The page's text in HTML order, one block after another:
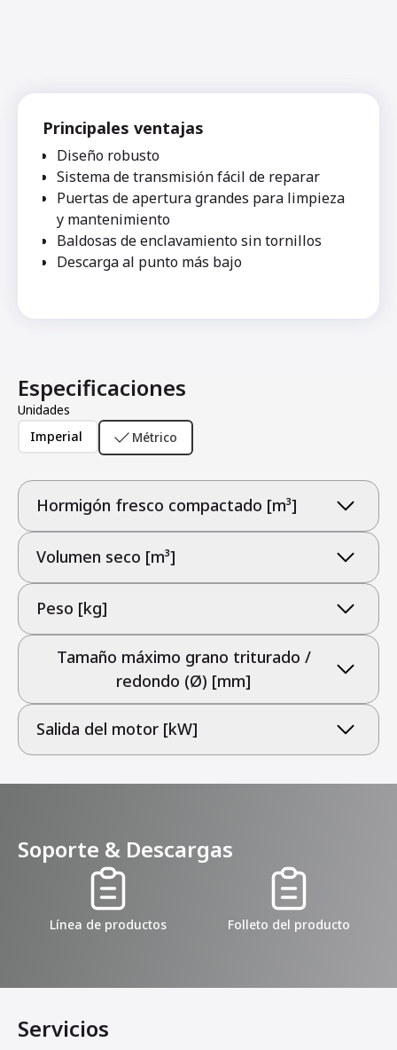
Principales ventajas
Diseño robusto
Sistema de transmisión fácil de reparar
Puertas de apertura grandes para limpieza
y mantenimiento
Baldosas de enclavamiento sin tornillos
Descarga al punto más bajo
Especificaciones
Unidades
Imperial
Métrico
Hormigón fresco compactado [m³]
Volumen seco [m³]
Peso [kg]
Tamaño máximo grano triturado /
redondo (Ø) [mm]
Salida del motor [kW]
Soporte & Descargas
Línea de productos Folleto del producto
Servicios